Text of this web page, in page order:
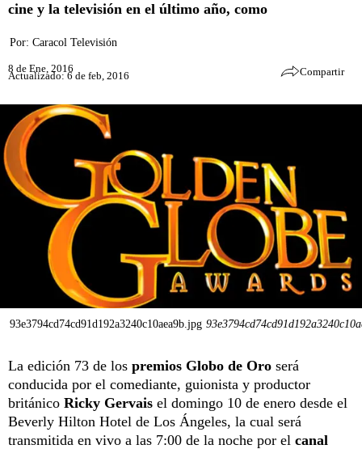
cine y la televisión en el último año, como
Por: Caracol Televisión
8 de Ene, 2016
Actualizado: 6 de feb, 2016 Compartir
93e3794cd74cd91d192a3240c10aea9b.jpg
La edición 73 de los premios Globo de Oro será
conducida por el comediante, guionista y productor
británico Ricky Gervais el domingo 10 de enero desde el
Beverly Hilton Hotel de Los Ángeles, la cual será
transmitida en vivo a las 7:00 de la noche por el canal